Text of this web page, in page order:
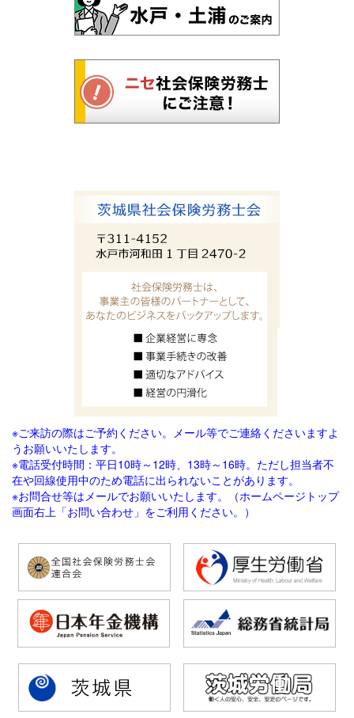
※ご来訪の際はご予約ください。メール等でご連絡くださいますよ
うお願いいたします。
※電話受付時間：平日10時～12時、13時～16時。ただし担当者不
在や回線使用中のため電話に出られないことがあります。
※お問合せ等はメールでお願いいたします。（ホームページトップ
画面右上「お問い合わせ」をご利用ください。）